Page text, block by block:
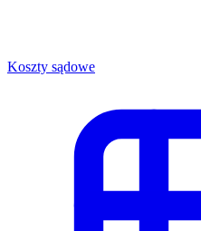
Koszty sądowe